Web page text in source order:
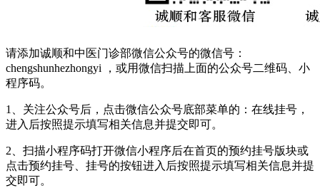
请添加诚顺和中医门诊部微信公众号的微信号：
chengshunhezhongyi ，或用微信扫描上面的公众号二维码、小
程序码。
1、关注公众号后，点击微信公众号底部菜单的：在线挂号，
进入后按照提示填写相关信息并提交即可。
2、扫描小程序码打开微信小程序后在首页的预约挂号版块或
点击预约挂号、挂号的按钮进入后按照提示填写相关信息并提
交即可。